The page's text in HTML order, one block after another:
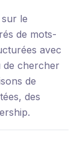
le
de mots-
avec
de chercher
de
des